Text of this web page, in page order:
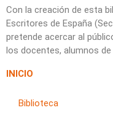
Con la creación de esta
Escritores de España
pretende acercar al
los docentes, alumnos de
INICIO
Biblioteca